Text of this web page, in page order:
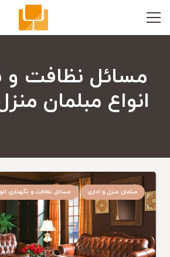
مسائل نظافت و
انواع مبلمان
مبلمان منزل و اداری مسائل نظافت و نگهداری